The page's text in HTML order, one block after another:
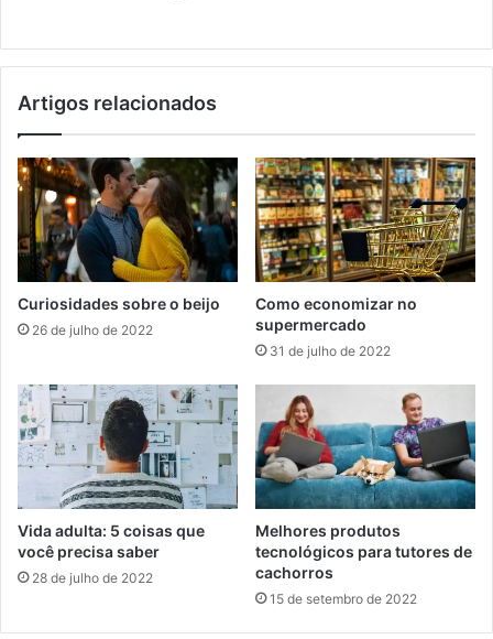
Artigos relacionados
Curiosidades sobre o beijo
26 de julho de 2022
Como economizar no
supermercado
31 de julho de 2022
Vida adulta: 5 coisas que
você precisa saber
28 de julho de 2022
Melhores produtos
tecnológicos para tutores de
cachorros
15 de setembro de 2022